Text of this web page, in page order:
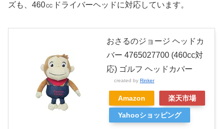
ズも、460㏄ドライバーヘッドに対応しています。
おさるのジョージ ヘッドカ
バー 4765027700 (460cc対
応) ゴルフ ヘッドカバー
created by Rinker
Amazon 楽天市場
Yahooショッピング